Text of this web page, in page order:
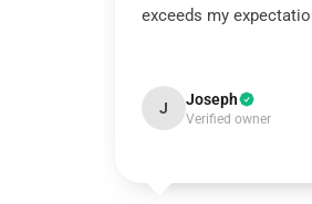
exceeds my
J Joseph
Verified owner